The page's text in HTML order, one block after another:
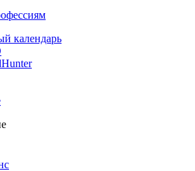
календарь